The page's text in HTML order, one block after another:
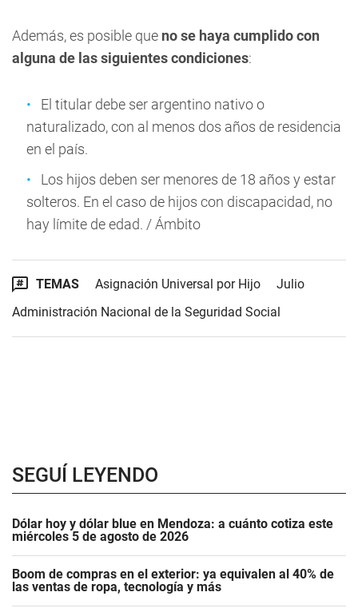
Además, es posible que no se haya cumplido con
alguna de las siguientes condiciones:
El titular debe ser argentino nativo o
naturalizado, con al menos dos años de residencia
en el país.
Los hijos deben ser menores de 18 años y estar
solteros. En el caso de hijos con discapacidad, no
hay límite de edad. / Ámbito
TEMAS Asignación Universal por Hijo
Julio
Administración Nacional de la Seguridad Social
SEGUÍ LEYENDO
Dólar hoy y dólar blue en Mendoza: a cuánto cotiza este
miércoles 5 de agosto de 2026
Boom de compras en el exterior: ya equivalen al 40% de
las ventas de ropa, tecnología y más